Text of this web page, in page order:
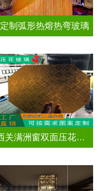
定制弧形热熔热弯玻璃
西关满洲窗双面压花玻璃